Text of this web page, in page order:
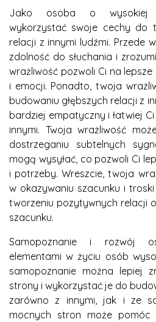
Jako osoba o wysokiej
wykorzystać swoje cechy do
relacji z innymi ludźmi. Przede
zdolność do słuchania i
wrażliwość pozwoli Ci na
i emocji. Ponadto, twoja
budowaniu głębszych relacji z
bardziej empatyczny i łatwiej
innymi. Twoja wrażliwość
dostrzeganiu subtelnych
mogą wysyłać, co pozwoli Ci
i potrzeby. Wreszcie, twoja
w okazywaniu szacunku i
tworzeniu pozytywnych relacji
szacunku.
Samopoznanie i rozwój
elementami w życiu osób
samopoznanie można lepiej
strony i wykorzystać je do
zarówno z innymi, jak i ze
mocnych stron może pomóc